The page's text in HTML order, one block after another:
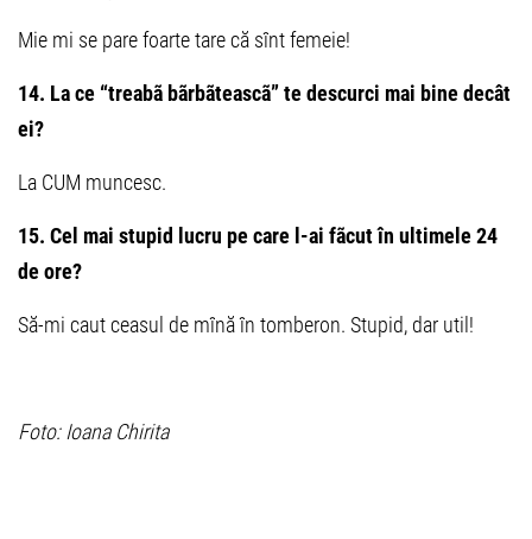
Mie mi se pare foarte tare că sînt femeie!
14. La ce “treabã bãrbãteascã” te descurci mai bine decât
ei?
La CUM muncesc.
15. Cel mai stupid lucru pe care l-ai fãcut în ultimele 24
de ore?
Să-mi caut ceasul de mînă în tomberon. Stupid, dar util!
Foto: Ioana Chirita